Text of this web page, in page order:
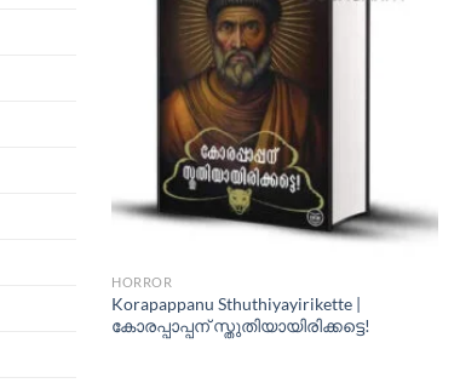
HORROR
Korapappanu Sthuthiyayirikette |
കോരപ്പാപ്പന് സ്തുതിയായിരിക്കട്ടെ!